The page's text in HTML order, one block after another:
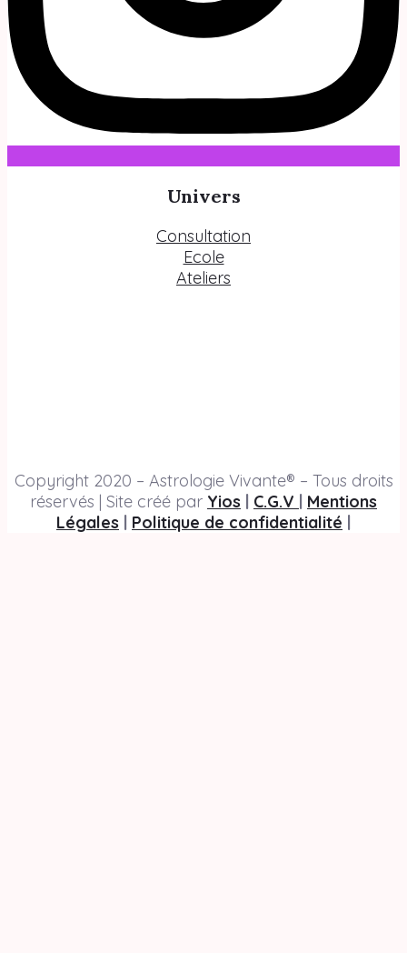
Univers
Consultation
Ecole
Ateliers
Copyright 2020 – Astrologie Vivante® – Tous droits
réservés | Site créé par Yios | C.G.V | Mentions
Légales | Politique de confidentialité |